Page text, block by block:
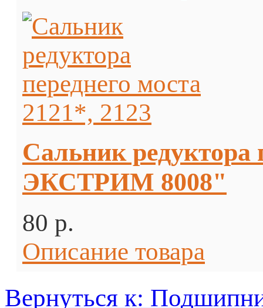
Сальник
ЭКСТРИМ 8008"
80 p.
Описание товара
Вернуться к: